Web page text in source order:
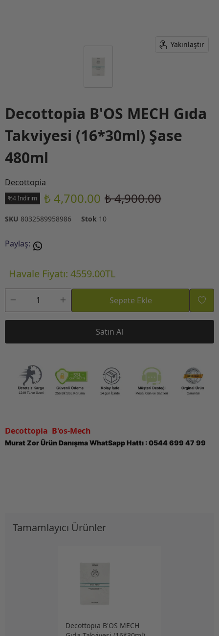
Yakınlaştır
Decottopia B'OS MECH Gıda
Takviyesi (16*30ml) Şase
480ml
Decottopia
%4 İndirim ₺ 4,700.00 ₺ 4,900.00
SKU 8032589958986 Stok 10
Paylaş:
Havale Fiyatı: 4559.00TL
Sepete Ekle
Satın Al
Decottopia B'os-Mech
Murat Zor Ürün Danışma WhatSapp Hattı : 0544 699 47 99
Tamamlayıcı Ürünler
Decottopia B'OS MECH